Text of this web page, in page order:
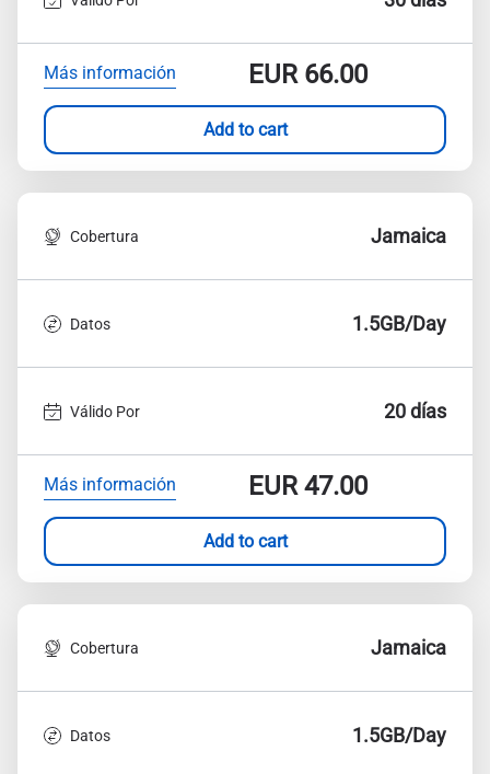
Más información EUR66.00
Add to cart
Cobertura Jamaica
Datos 1.5GB/Day
Válido Por 20 días
Más información EUR47.00
Add to cart
Cobertura Jamaica
Datos 1.5GB/Day